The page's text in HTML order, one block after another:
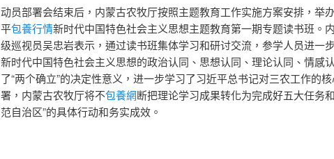
动员部署会结束后，内蒙古农牧厅按照主题教育工作实施方案安排，举
平包養行情新时代中国特色社会主义思想主题教育第一期专题读书班。
级巡视员吴忠岩表示，通过读书班集体学习和研讨交流，参学人员进一
新时代中国特色社会主义思想的政治认同、思想认同、理论认同、情感
了“两个确立”的决定性意义，进一步学习了习近平总书记对三农工作的
署，内蒙古农牧厅将不包養網断把理论学习成果转化为完成好五大任务
范自治区”的具体行动和务实成效。